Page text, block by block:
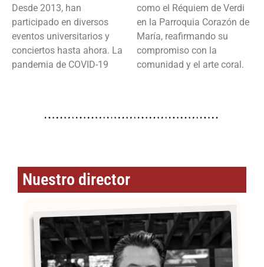
Desde 2013, han
participado en diversos
eventos universitarios y
conciertos hasta ahora. La
pandemia de COVID-19
como el Réquiem de Verdi
en la Parroquia Corazón de
María, reafirmando su
compromiso con la
comunidad y el arte coral.
Nuestro director